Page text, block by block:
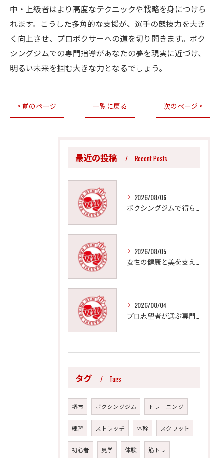
中・上級者はより高度なテクニックや戦略を身につけら
れます。こうした多角的な支援が、選手の競技力を大き
く向上させ、プロボクサーへの道を切り開きます。ボク
シングジムでの専門指導があなたの夢を現実に近づけ、
明るい未来を掴む大きな力となるでしょう。
< 前のページ 一覧に戻る 次のページ >
最近の投稿 Recent Posts
2026/08/06
2026/08/05
2026/08/04
タグ Tags
堺市 ボクシングジム トレーニング
練習 ストレッチ 体幹 スクワット
初心者 見学 体験 筋トレ